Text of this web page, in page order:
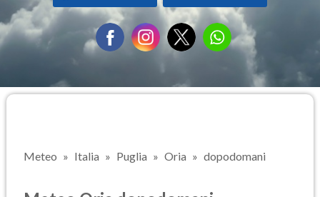
Meteo Italia Puglia Oria dopodomani